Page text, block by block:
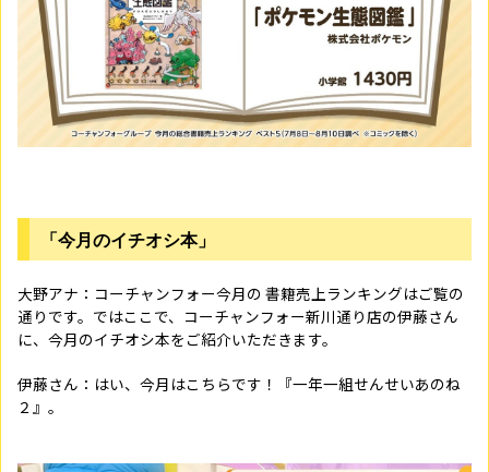
「今月のイチオシ本」
大野アナ：コーチャンフォー今月の 書籍売上ランキングはご覧の
通りです。ではここで、コーチャンフォー新川通り店の伊藤さん
に、今月のイチオシ本をご紹介いただきます。
伊藤さん：はい、今月はこちらです！『一年一組せんせいあのね
２』。